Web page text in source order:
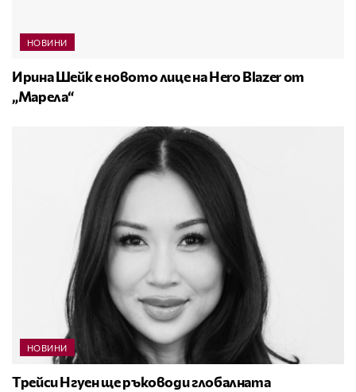
НОВИНИ
Ирина Шейк е новото лице на Hero Blazer от
„Марела“
НОВИНИ
Трейси Нгуен ще ръководи глобалната